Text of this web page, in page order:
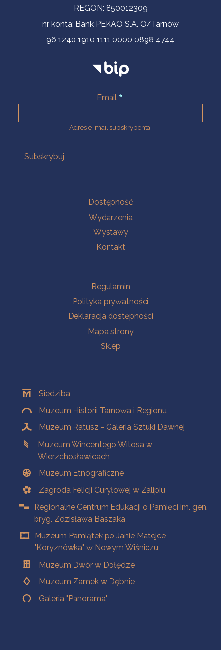
REGON: 850012309
nr konta: Bank PEKAO S.A. O/Tarnów
96 1240 1910 1111 0000 0898 4744
Email
Adres e-mail subskrybenta.
Dostępność
Wydarzenia
Wystawy
Kontakt
Regulamin
Polityka prywatności
Deklaracja dostępności
Mapa strony
Sklep
Siedziba
Muzeum Historii Tarnowa i Regionu
Muzeum Ratusz - Galeria Sztuki Dawnej
Muzeum Wincentego Witosa w
Wierzchosławicach
Muzeum Etnograficzne
Zagroda Felicji Curyłowej w Zalipiu
Regionalne Centrum Edukacji o Pamięci im. gen.
bryg. Zdzisława Baszaka
Muzeum Pamiątek po Janie Matejce
"Koryznówka" w Nowym Wiśniczu
Muzeum Dwór w Dołędze
Muzeum Zamek w Dębnie
Galeria "Panorama"